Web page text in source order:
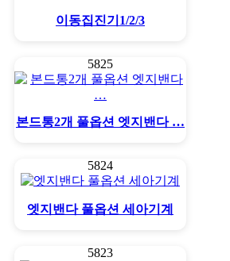
이동집진기1/2/3
5825
본드통2개 풀옵션 엣지밴다 …
5824
엣지밴다 풀옵션 세아기계
5823